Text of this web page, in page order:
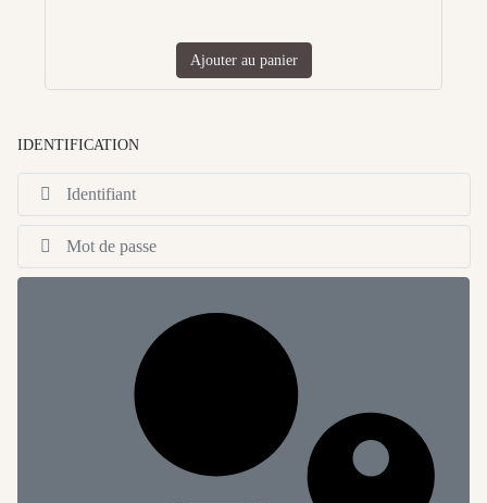
Ajouter au panier
IDENTIFICATION